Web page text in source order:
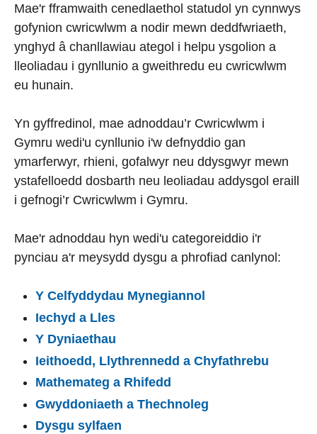
Mae'r fframwaith cenedlaethol statudol yn cynnwys
gofynion cwricwlwm a nodir mewn deddfwriaeth,
ynghyd â chanllawiau ategol i helpu ysgolion a
lleoliadau i gynllunio a gweithredu eu cwricwlwm
eu hunain.
Yn gyffredinol, mae adnoddau’r Cwricwlwm i
Gymru wedi'u cynllunio i'w defnyddio gan
ymarferwyr, rhieni, gofalwyr neu ddysgwyr mewn
ystafelloedd dosbarth neu leoliadau addysgol eraill
i gefnogi’r Cwricwlwm i Gymru.
Mae'r adnoddau hyn wedi'u categoreiddio i'r
pynciau a'r meysydd dysgu a phrofiad canlynol:
Y Celfyddydau Mynegiannol
Iechyd a Lles
Y Dyniaethau
Ieithoedd, Llythrennedd a Chyfathrebu
Mathemateg a Rhifedd
Gwyddoniaeth a Thechnoleg
Dysgu sylfaen